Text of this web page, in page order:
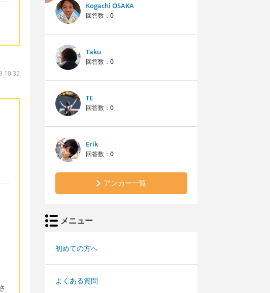
10:32
Kogachi OSAKA
回答数： 0
Taku
回答数： 0
TE
回答数： 0
Erik
回答数： 0
アンカー一覧
メニュー
初めての方へ
よくある質問